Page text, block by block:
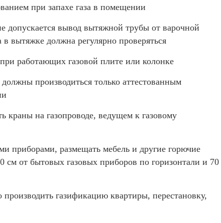
при запахе газа в помещении
допускается вывод вытяжной трубы от варочной
вытяжке должна регулярно проверяться
работающих газовой плите или колонке
производиться только аттестованным
краны на газопроводе, ведущем к газовому
приборами, размещать мебель и другие горючие
см от бытовых газовых приборов по горизонтали и 70
производить газификацию квартиры, перестановку,